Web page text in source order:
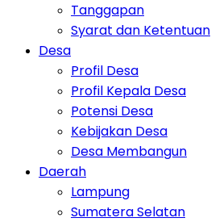
Tanggapan
Syarat dan Ketentuan
Desa
Profil Desa
Profil Kepala Desa
Potensi Desa
Kebijakan Desa
Desa Membangun
Daerah
Lampung
Sumatera Selatan